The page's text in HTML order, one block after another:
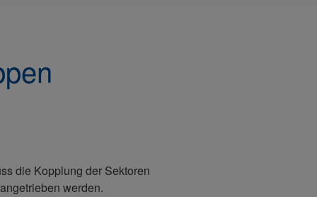
die Kopplung der Sektoren
werden.